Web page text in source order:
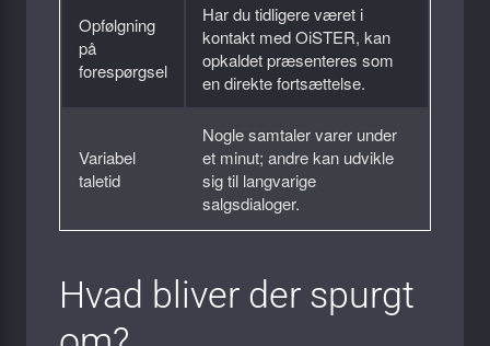
Opfølgning
på
forespørgsel
Har du tidligere været i
kontakt med OiSTER, kan
opkaldet præsenteres som
en direkte fortsættelse.
Variabel
taletid
Nogle samtaler varer under
et minut; andre kan udvikle
sig til langvarige
salgsdialoger.
Hvad bliver der spurgt